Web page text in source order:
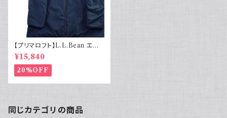
【プリマロフト】L.L.Bean エル
エルビーン マウンテンパーカー
ダウンジャケット フード収納
¥15,840
20%OFF
同じカテゴリの商品